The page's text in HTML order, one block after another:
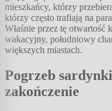
mieszkańcy, którzy
którzy często trafiają na
Właśnie przez tę otwartość
wakacyjny, południowy
większych miastach.
Pogrzeb
zakończenie